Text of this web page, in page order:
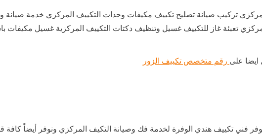
تركيب صيانة تصليح تكييف مكيفات وحدات التكييف المركزي خدمة صيانة
تعبئة غاز للتكييف غسيل وتنظيف دكتات التكييف المركزية غسيل مكيفات
ايضا على رقم متخصص تكييف الزور
فني تكييف هندي الوفرة لخدمة فك وصيانة التكيف المركزي ونوفر أيضاً كافة